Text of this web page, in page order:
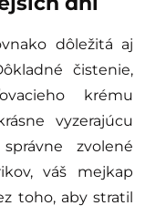
dôležitá aj
čistenie,
krému
vyzerajúcu
zvolené
váš mejkap
toho, aby stratil